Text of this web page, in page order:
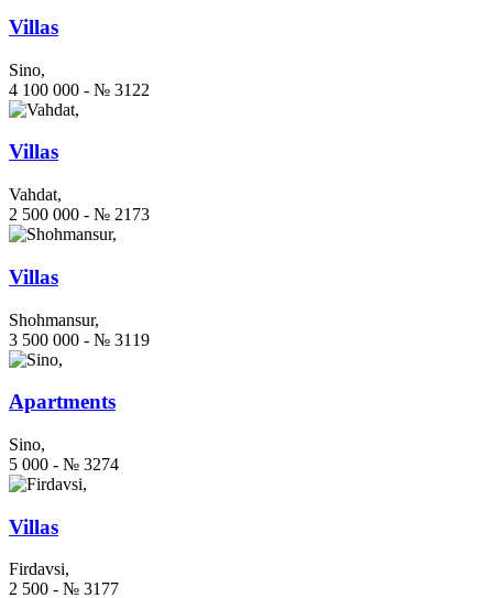
Villas
Sino,
4 100 000 - № 3122
Villas
Vahdat,
2 500 000 - № 2173
Villas
Shohmansur,
3 500 000 - № 3119
Apartments
Sino,
5 000 - № 3274
Villas
Firdavsi,
2 500 - № 3177